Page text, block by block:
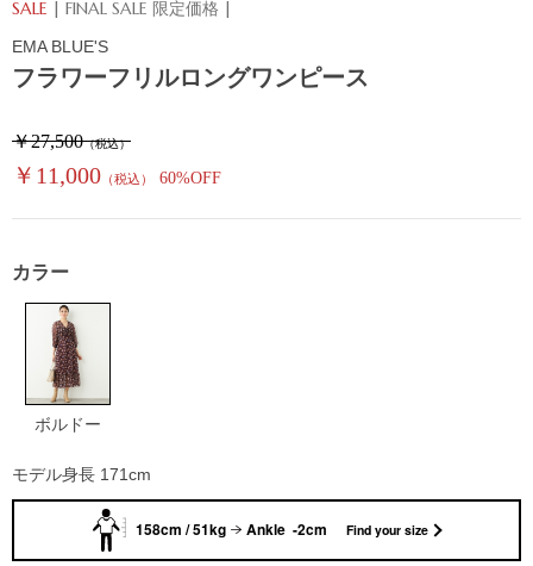
フラワーフリルロングワンピース
SALE | FINAL SALE 限定価格 |
￥27,500（税込）
￥11,000 （税込） 60%OFF
EMA BLUE'S
カラー
ボルドー
モデル身長 171cm
158cm / 51kg Ankle -2cm Find your size